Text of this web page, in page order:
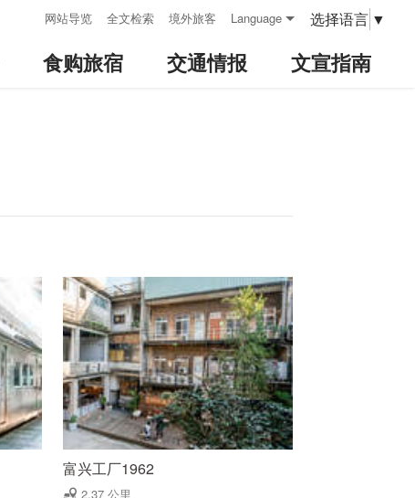
网站导览 全文检索 境外旅客 Language 选择语言 ▼
食购旅宿 交通情报 文宣指南
富兴工厂1962
2.37 公里